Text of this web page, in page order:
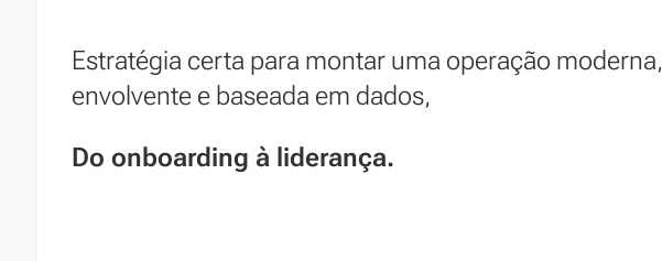
Estratégia certa para montar uma operação moderna,
envolvente e baseada em dados,
Do onboarding à liderança.